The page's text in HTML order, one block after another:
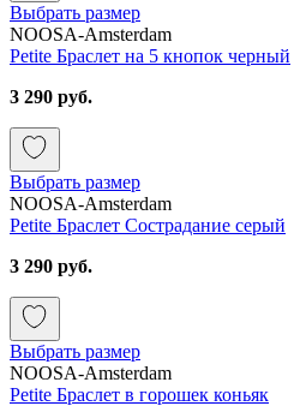
Выбрать размер
NOOSA-Amsterdam
Petite Браслет на 5 кнопок черный
3 290 руб.
Выбрать размер
NOOSA-Amsterdam
Petite Браслет Сострадание серый
3 290 руб.
Выбрать размер
NOOSA-Amsterdam
Petite Браслет в горошек коньяк